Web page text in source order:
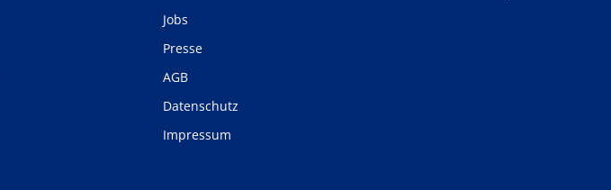
Jobs
Presse
AGB
Datenschutz
Impressum